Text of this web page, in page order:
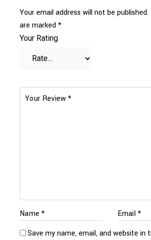
Your email address will not be published.
are marked*
Your Rating
Save my name, email, and website in